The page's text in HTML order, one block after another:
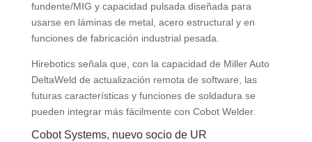
fundente/MIG y capacidad pulsada diseñada para
usarse en láminas de metal, acero estructural y en
funciones de fabricación industrial pesada.
Hirebotics señala que, con la capacidad de Miller Auto
DeltaWeld de actualización remota de software, las
futuras características y funciones de soldadura se
pueden integrar más fácilmente con Cobot Welder.
Cobot Systems, nuevo socio de UR